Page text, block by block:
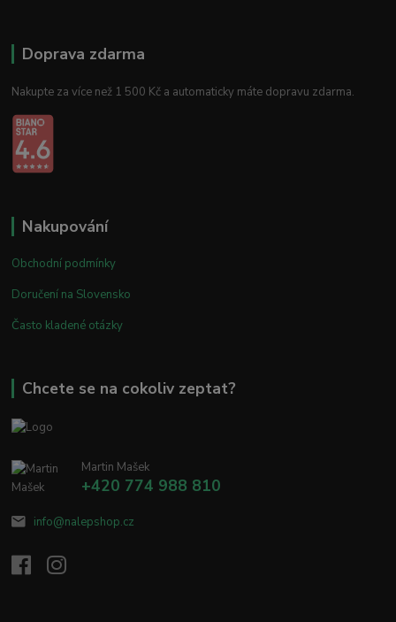
Doprava zdarma
Nakupte za více než 1 500 Kč a automaticky máte dopravu zdarma.
Nakupování
Obchodní podmínky
Doručení na Slovensko
Často kladené otázky
Chcete se na cokoliv zeptat?
Martin Mašek
+420 774 988 810
info@nalepshop.cz